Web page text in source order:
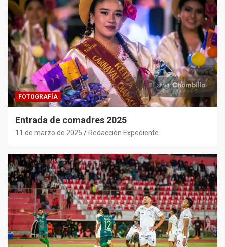
FOTOGRAFÍA
Entrada de comadres 2025
11 de marzo de 2025 Redacción Expediente